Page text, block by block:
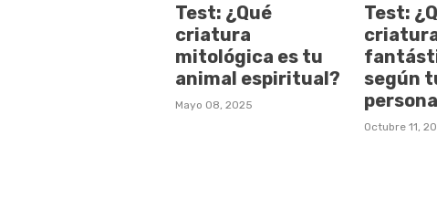
Test: ¿Qué
criatura
mitológica es tu
animal espiritual?
Mayo 08, 2025
Test:
según
Octubre 11,